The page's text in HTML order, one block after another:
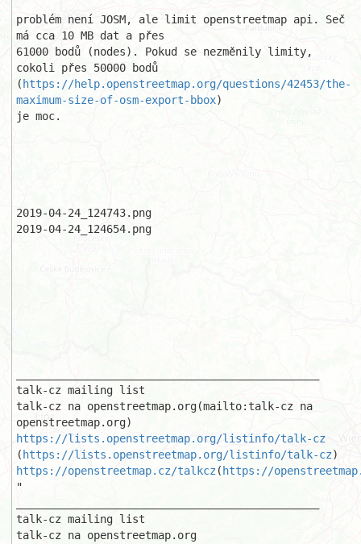
problém není JOSM, ale limit openstreetmap api. Seč
má cca 10 MB dat a přes
61000 bodů (nodes). Pokud se nezměnily limity,
cokoli přes 50000 bodů
( https://help.openstreetmap.org/questions/42453/the-
maximum-size-of-osm-export-bbox)
je moc.
2019-04-24_124743.png
2019-04-24_124654.png
talk-cz mailing list
talk-cz na openstreetmap.org(mailto:talk-cz na
https://lists.openstreetmap.org/listinfo/talk-cz
( https://lists.openstreetmap.org/listinfo/talk-cz
https://openstreetmap.cz/talkcz( https://
"
talk-cz mailing list